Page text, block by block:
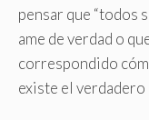
pensar que “todos
ame de verdad o
correspondido
existe el verdadero